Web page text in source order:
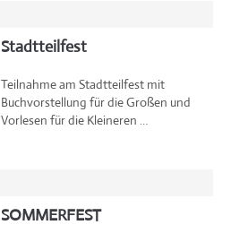
Stadtteilfest
Teilnahme am Stadtteilfest mit
Buchvorstellung für die Großen und
Vorlesen für die Kleineren …
SOMMERFEST